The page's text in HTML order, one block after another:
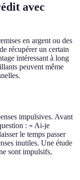
avec
en argent ou des
récupérer un certain
intéressant à long
peuvent même
impulsives. Avant
: « Ai-je
le temps passer
inutiles. Une étude
sont impulsifs,